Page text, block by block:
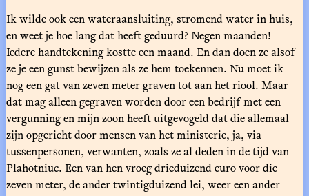
Ik wilde ook een wateraansluiting, stromend water in huis,
en weet je hoe lang dat heeft geduurd? Negen maanden!
Iedere handtekening kostte een maand. En dan doen ze alsof
ze je een gunst bewijzen als ze hem toekennen. Nu moet ik
nog een gat van zeven meter graven tot aan het riool. Maar
dat mag alleen gegraven worden door een bedrijf met een
vergunning en mijn zoon heeft uitgevogeld dat die allemaal
zijn opgericht door mensen van het ministerie, ja, via
tussenpersonen, verwanten, zoals ze al deden in de tijd van
Plahotniuc. Een van hen vroeg drieduizend euro voor die
zeven meter, de ander twintigduizend lei, weer een ander